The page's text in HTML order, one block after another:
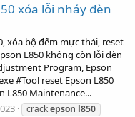
xóa lỗi nháy đèn
xóa bộ đếm mực thải, reset
L850 không còn lỗi đèn
Program, Epson
#Tool reset Epson L850
L850 Maintenance...
crackepson l850